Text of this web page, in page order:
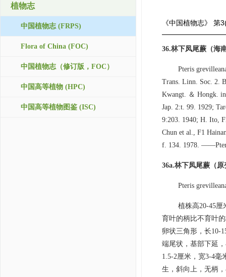
植物志
中国植物志 (FRPS)
Flora of China (FOC)
中国植物志（修订版，FOC）
中国高等植物 (HPC)
中国高等植物图鉴 (ISC)
《中国植物志》 第
36.林下凤尾蕨（海
Pteris
Trans. Linn. Soc. 2.
Kwangt. ＆ Hongk.
Jap. 2:t. 99. 1929;
9:203. 1940; H. Ito,
Chun et al., F1
f. 134. 1978.
36a.林下凤尾蕨（
Pteris
植株高20-45
育叶的柄比不育叶
卵状三角形，长10-
端尾状，基部下延
1.5-2厘米，宽3-4
生，斜向上，无柄